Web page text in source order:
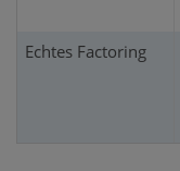
Echtes Factoring